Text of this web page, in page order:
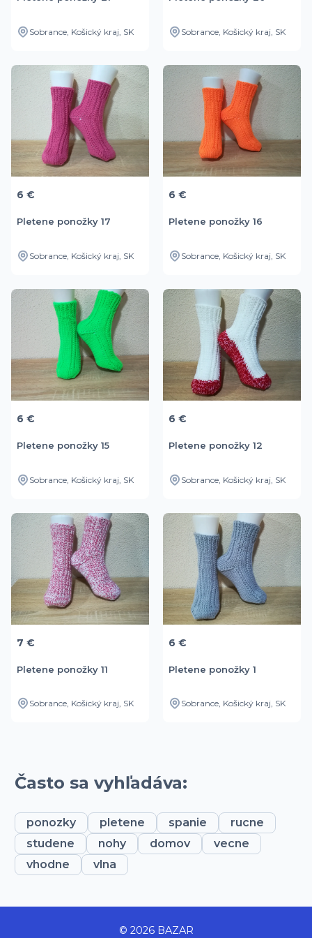
Sobrance, Košický kraj, SK Sobrance, Košický kraj, SK
6 €
Pletene ponožky 17
Sobrance, Košický kraj, SK
6 €
Pletene ponožky 16
Sobrance, Košický kraj, SK
6 €
Pletene ponožky 15
Sobrance, Košický kraj, SK
6 €
Pletene ponožky 12
Sobrance, Košický kraj, SK
7 €
Pletene ponožky 11
Sobrance, Košický kraj, SK
6 €
Pletene ponožky 1
Sobrance, Košický kraj, SK
Často sa vyhľadáva:
ponozky pletene spanie
rucne
studene
nohy domov
vecne
vhodne
vlna
© 2026 BAZAR